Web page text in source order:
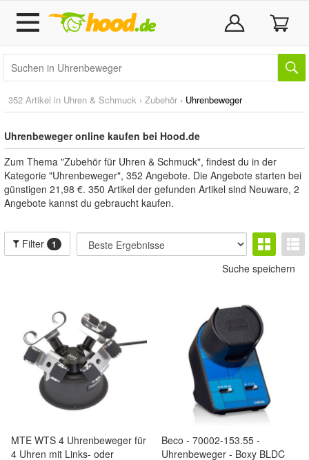
352 Artikel in Uhren & Schmuck › Zubehör › Uhrenbeweger
Uhrenbeweger online kaufen bei Hood.de
Zum Thema "Zubehör für Uhren & Schmuck", findest du in der
Kategorie "Uhrenbeweger", 352 Angebote. Die Angebote starten bei
günstigen 21,98 €. 350 Artikel der gefunden Artikel sind Neuware, 2
Angebote kannst du gebraucht kaufen.
Filter 1
Suche speichern
MTE WTS 4 Uhrenbeweger für
4 Uhren mit Links- oder
Beco - 70002-153.55 -
Uhrenbeweger - Boxy BLDC